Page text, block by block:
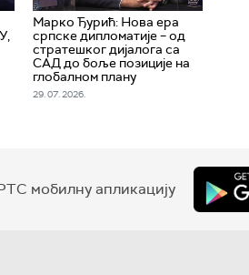
Марко Ђурић: Нова ера
српске дипломатије – од
стратешког дијалога са
САД до боље позиције на
глобалном плану
29. 07. 2026.
мобилну апликацију